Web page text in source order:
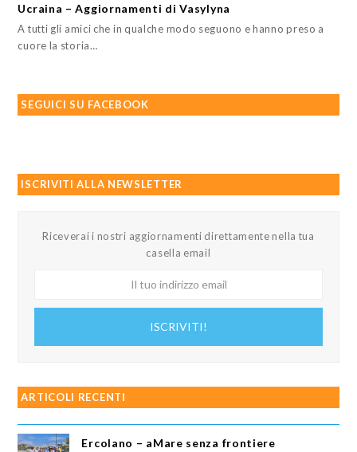
Ucraina – Aggiornamenti di Vasylyna
A tutti gli amici che in qualche modo seguono e hanno preso a
cuore la storia…
SEGUICI SU FACEBOOK
ISCRIVITI ALLA NEWSLETTER
Riceverai i nostri aggiornamenti direttamente nella tua
casella email
ISCRIVITI!
ARTICOLI RECENTI
Ercolano – aMare senza frontiere